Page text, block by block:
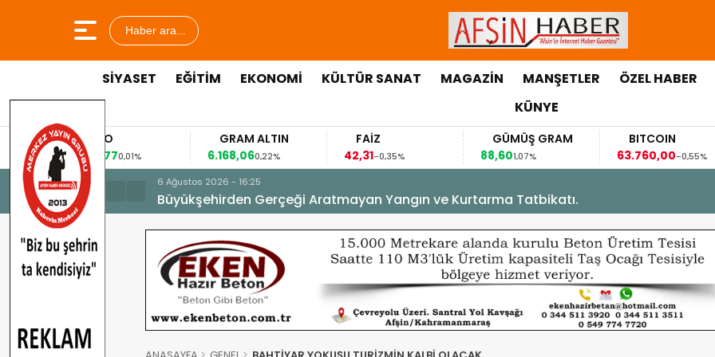
Haber ara...
SİYASET EĞİTİM EKONOMİ KÜLTÜR SANAT MAGAZİN MANŞETLER ÖZEL HABER
KÜNYE
EURO
53,8477
0,01%
GRAM ALTIN
6.168,06
0,22%
FAİZ
-0,35%
GÜMÜŞ GRAM
88,601,07%
BITCOIN
63.760,00-0,55%
6 Ağustos 2026 - 16:25
Büyükşehirden Gerçeği Aratmayan Yangın ve Kurtarma Tatbikatı.